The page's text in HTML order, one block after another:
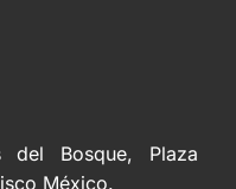
del Bosque, Plaza
México.